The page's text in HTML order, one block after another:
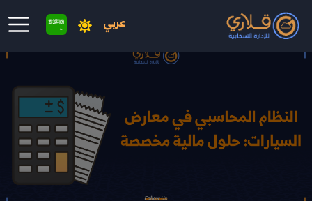
عربي
انتقال إلى المحتوى الرئيسي